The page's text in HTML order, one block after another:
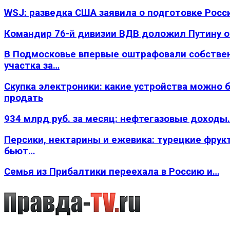
WSJ: разведка США заявила о подготовке
Командир 76-й дивизии ВДВ доложил Путину
В Подмосковье впервые оштрафовали
участка за…
Скупка электроники: какие устройства можно
продать
934 млрд руб. за месяц: нефтегазовые
Персики, нектарины и ежевика: турецкие
бьют…
Семья из Прибалтики переехала в Россию и…